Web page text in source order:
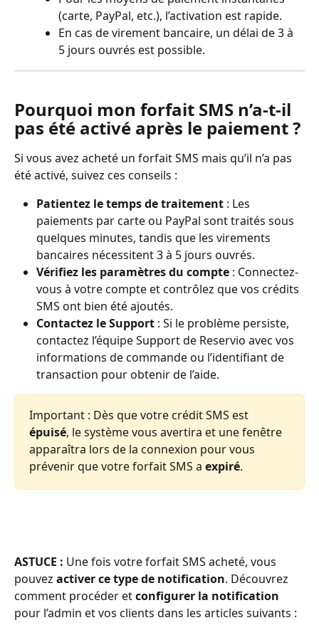
(carte, PayPal, etc.), l’activation est rapide.
En cas de virement bancaire, un délai de 3 à
5 jours ouvrés est possible.
Pourquoi mon forfait SMS n’a-t-il
pas été activé après le paiement ?
Si vous avez acheté un forfait SMS mais qu’il n’a pas
été activé, suivez ces conseils :
Patientez le temps de traitement : Les
paiements par carte ou PayPal sont traités sous
quelques minutes, tandis que les virements
bancaires nécessitent 3 à 5 jours ouvrés.
Vérifiez les paramètres du compte : Connectez-
vous à votre compte et contrôlez que vos crédits
SMS ont bien été ajoutés.
Contactez le Support : Si le problème persiste,
contactez l’équipe Support de Reservio avec vos
informations de commande ou l’identifiant de
transaction pour obtenir de l’aide.
Important : Dès que votre crédit SMS est
épuisé, le système vous avertira et une fenêtre
apparaîtra lors de la connexion pour vous
prévenir que votre forfait SMS a expiré.
ASTUCE : Une fois votre forfait SMS acheté, vous
pouvez activer ce type de notification. Découvrez
comment procéder et configurer la notification
pour l’admin et vos clients dans les articles suivants :